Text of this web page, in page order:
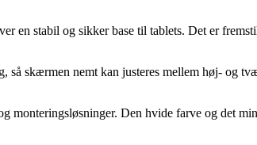
en stabil og sikker base til tablets. Det er
skærmen nemt kan justeres mellem høj- og
Den hvide farve og det